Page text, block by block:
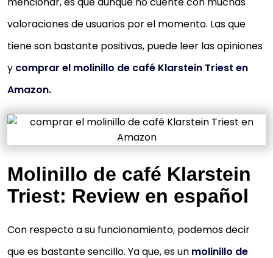
valoraciones de usuarios por el momento. Las que
tiene son bastante positivas, puede leer las opiniones
y comprar el molinillo de café Klarstein Triest en
Amazon.
Molinillo de café Klarstein
Triest: Review en español
Con respecto a su funcionamiento, podemos decir
que es bastante sencillo. Ya que, es un molinillo de